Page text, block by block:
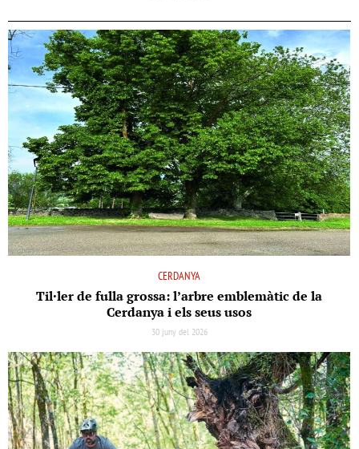
CERDANYA
Til·ler de fulla grossa: l’arbre emblemàtic de la
Cerdanya i els seus usos
30 juny del 2026